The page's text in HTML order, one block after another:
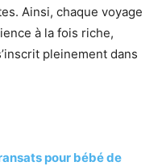
Ainsi, chaque voyage
à la fois riche,
pleinement dans
pour bébé de